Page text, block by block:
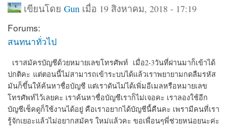
เขียนโดย Gun เมื่อ 19 สิงหาคม, 2018 - 17:19
Forums:
สนทนาทั่วไป
เราสมัครบัญชีด้วยหมายเลขโทรศัพท์ เมื่อ2-3วันที่ผ่านมาก็เข้าได้
ปกติคะ แต่ตอนนี้ไม่สามารถเข้าระบบได้แล้วเราพยายามกดลืมรหัส
มันก็ขึ้นให้ค้นหาชื่อบัญชี แต่เราดันไม่ได้เพิ่มอีเมลหรือหมายเลข
โทรศัพท์ไว้เลยคะ เราค้นหาชื่อบัญชีเราก็ไม่เจอคะ เราลองใช้อีก
บัญชีเช็คดูก็ใช้งานได้อยู่ คือเราอยากได้บัญชีนี้คืนคะ เพรามีคนที่เรา
รู้จักเยอะแล้วไม่อยากสมัคร ใหม่แล้วคะ ขอเพื่อนๆพี่ช่วยหน่อยนะค่ะ